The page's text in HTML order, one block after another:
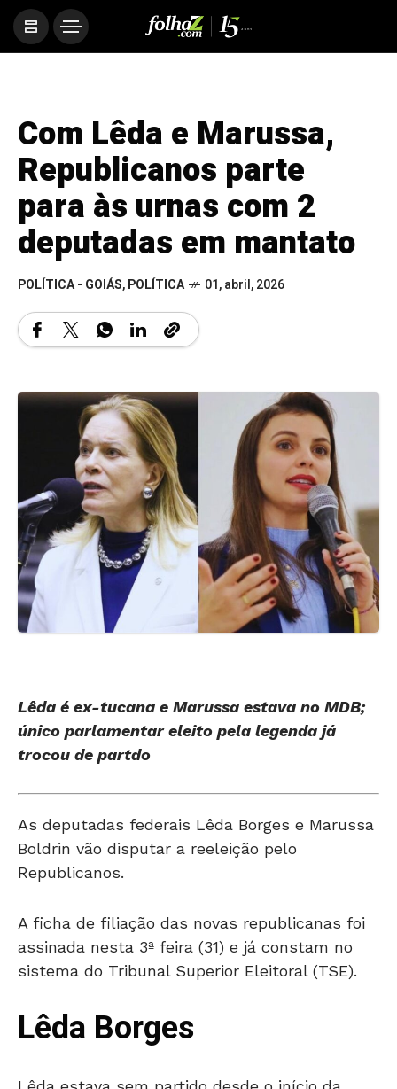
Com Lêda e Marussa,
Republicanos parte
para às urnas com 2
deputadas em mantato
POLÍTICA - GOIÁS,POLÍTICA 01, abril, 2026
Lêda é ex-tucana e Marussa estava no MDB;
único parlamentar eleito pela legenda já
trocou de partdo
As deputadas federais Lêda Borges e Marussa
Boldrin vão disputar a reeleição pelo
Republicanos.
A ficha de filiação das novas republicanas foi
assinada nesta 3ª feira (31) e já constam no
sistema do Tribunal Superior Eleitoral (TSE).
Lêda Borges